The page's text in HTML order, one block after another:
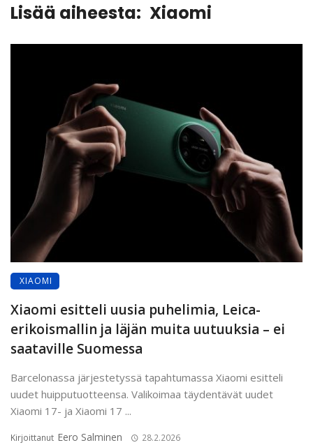
Lisää aiheesta: Xiaomi
XIAOMI
Xiaomi esitteli uusia puhelimia, Leica-
erikoismallin ja läjän muita uutuuksia – ei
saataville Suomessa
Barcelonassa järjestetyssä tapahtumassa Xiaomi esitteli
uudet huipputuotteensa. Valikoimaa täydentävät uudet
Xiaomi 17- ja Xiaomi 17 ...
Kirjoittanut Eero Salminen 28.2.2026